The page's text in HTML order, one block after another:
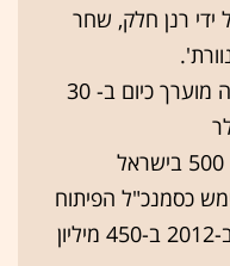
ב-2016 על ידי רנן חלק, שחר
גייסה 1.4 מיליארד דולר ושוויה מוערך כיום ב- 30
כסמנכ"ל הפיתוח
של אקסטרים איי או שנמכרה ב-2012 ב-450 מיליון